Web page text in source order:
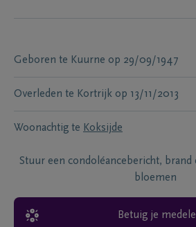
Geboren te Kuurne op 29/09/1947
Overleden te Kortrijk op 13/11/2013
Woonachtig te Koksijde
Stuur een condoléancebericht, brand
bloemen
Betuig je